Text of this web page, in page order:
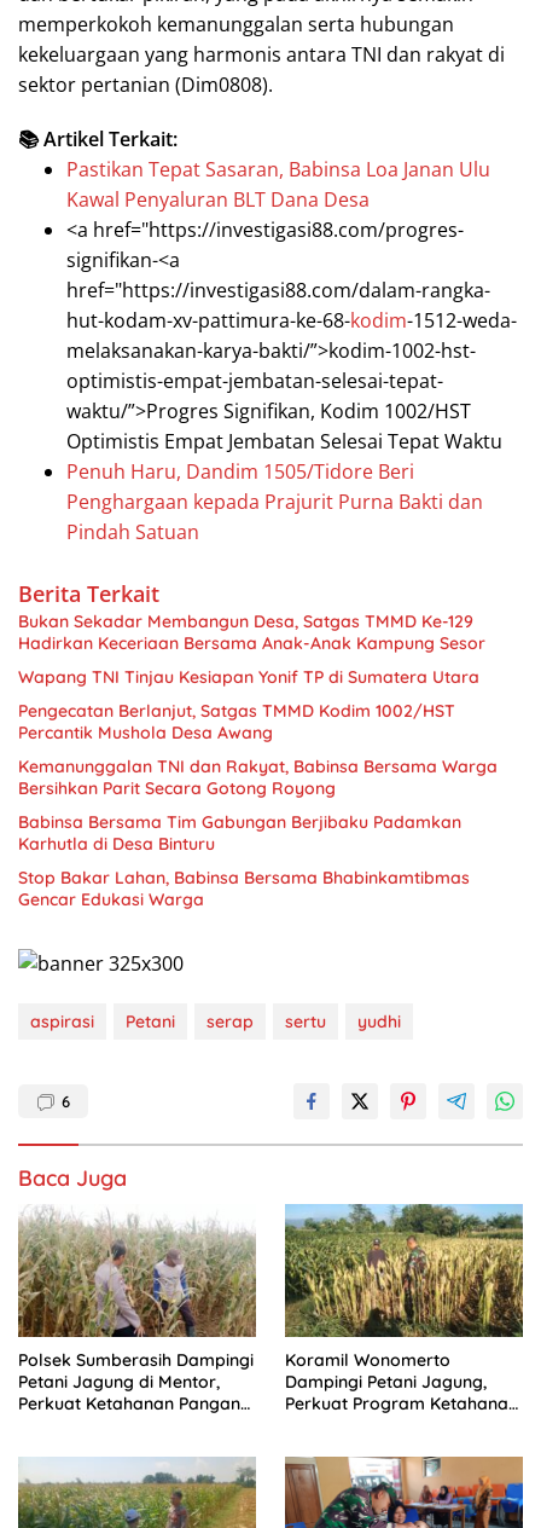
memperkokoh kemanunggalan serta hubungan
kekeluargaan yang harmonis antara TNI dan rakyat di
sektor pertanian (Dim0808).
📚 Artikel Terkait:
Pastikan Tepat Sasaran, Babinsa Loa Janan Ulu
Kawal Penyaluran BLT Dana Desa
<a href="https://investigasi88.com/progres-
signifikan-<a
href="https://investigasi88.com/dalam-rangka-
hut-kodam-xv-pattimura-ke-68-kodim-1512-weda-
melaksanakan-karya-bakti/”>kodim-1002-hst-
optimistis-empat-jembatan-selesai-tepat-
waktu/”>Progres Signifikan, Kodim 1002/HST
Optimistis Empat Jembatan Selesai Tepat Waktu
Penuh Haru, Dandim 1505/Tidore Beri
Penghargaan kepada Prajurit Purna Bakti dan
Pindah Satuan
Berita Terkait
Bukan Sekadar Membangun Desa, Satgas TMMD Ke-129
Hadirkan Keceriaan Bersama Anak-Anak Kampung Sesor
Wapang TNI Tinjau Kesiapan Yonif TP di Sumatera Utara
Pengecatan Berlanjut, Satgas TMMD Kodim 1002/HST
Percantik Mushola Desa Awang
Kemanunggalan TNI dan Rakyat, Babinsa Bersama Warga
Bersihkan Parit Secara Gotong Royong
Babinsa Bersama Tim Gabungan Berjibaku Padamkan
Karhutla di Desa Binturu
Stop Bakar Lahan, Babinsa Bersama Bhabinkamtibmas
Gencar Edukasi Warga
aspirasi Petani serap sertu yudhi
6
Baca Juga
Polsek Sumberasih Dampingi
Petani Jagung di Mentor,
Perkuat Ketahanan Pangan
Koramil Wonomerto
Dampingi Petani Jagung,
Perkuat Program Ketahanan